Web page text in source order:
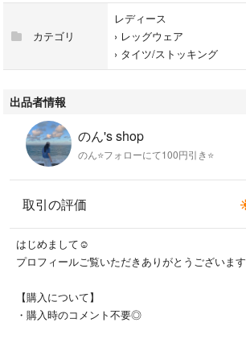
カテゴリ
レディース
› レッグウェア
› タイツ/ストッキング
出品者情報
のん's shop
のん⭐️フォローにて100円引き⭐️
取引の評価
はじめまして☺︎
プロフィールご覧いただきありがとうございます
【購入について】
・購入時のコメント不要◎